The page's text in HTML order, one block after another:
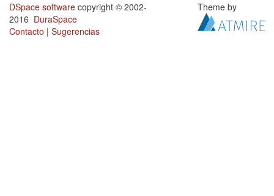
DSpace software copyright © 2002-
2016 DuraSpace
Contacto | Sugerencias
Theme by